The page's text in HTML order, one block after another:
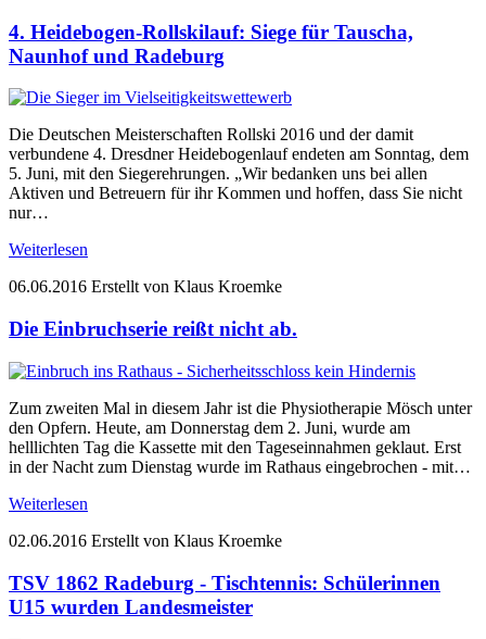
4. Heidebogen-Rollskilauf: Siege für Tauscha,
Naunhof und Radeburg
Die Deutschen Meisterschaften Rollski 2016 und der damit
verbundene 4. Dresdner Heidebogenlauf endeten am Sonntag, dem
5. Juni, mit den Siegerehrungen. „Wir bedanken uns bei allen
Aktiven und Betreuern für ihr Kommen und hoffen, dass Sie nicht
nur…
Weiterlesen
06.06.2016 Erstellt von Klaus Kroemke
Die Einbruchserie reißt nicht ab.
Zum zweiten Mal in diesem Jahr ist die Physiotherapie Mösch unter
den Opfern. Heute, am Donnerstag dem 2. Juni, wurde am
helllichten Tag die Kassette mit den Tageseinnahmen geklaut. Erst
in der Nacht zum Dienstag wurde im Rathaus eingebrochen - mit…
Weiterlesen
02.06.2016 Erstellt von Klaus Kroemke
TSV 1862 Radeburg - Tischtennis: Schülerinnen
U15 wurden Landesmeister